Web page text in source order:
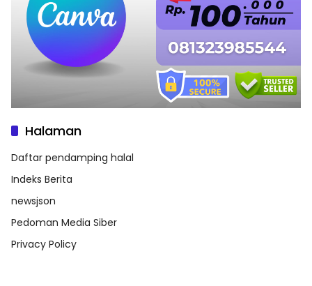
Halaman
Daftar pendamping halal
Indeks Berita
newsjson
Pedoman Media Siber
Privacy Policy